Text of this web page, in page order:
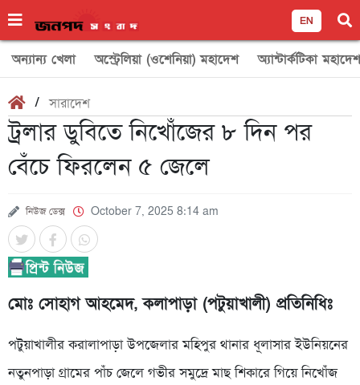
EN
অন্যান্য খেলা অস্ট্রেলিয়া (ওশেনিয়া) মহাদেশ অ্যান্টার্কটিকা মহাদেশ
/সারাদেশ
ট্রলার ডুবিতে নিখোঁজের ৮ দিন পর
বেঁচে ফিরলেন ৫ জেলে
নিউজ ডেক্স October 7, 2025 8:14 am
মোঃ সোহাগ আহমেদ, কলাপাড়া (পটুয়াখালী) প্রতিনিধিঃ
পটুয়াখালীর করালাপাড়া উপজেলার মহিপুর থানার ধূলাসার ইউনিয়নের
নতুনপাড়া গ্রামের পাঁচ জেলে গভীর সমুদ্রে মাছ শিকারে গিয়ে নিখোঁজ